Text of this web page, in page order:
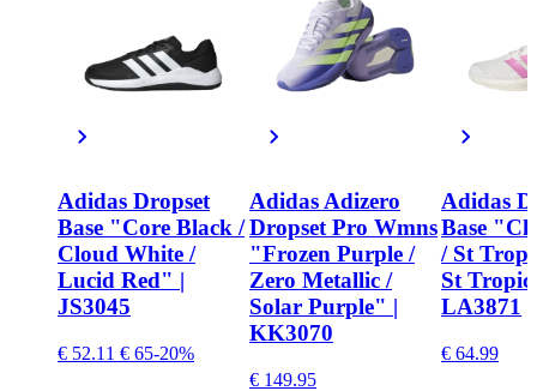
Adidas Dropset
Base "Core Black /
Cloud White /
Lucid Red" |
JS3045
€ 52.11 € 65-20%
Adidas Adizero
Dropset Pro Wmns
"Frozen Purple /
Zero Metallic /
Solar Purple" |
KK3070
€ 149.95
Adidas
Base
/ St
St
LA3871
€ 64.99